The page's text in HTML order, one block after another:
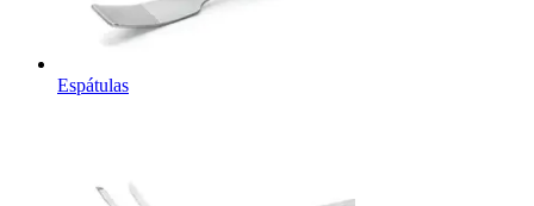
Espátulas